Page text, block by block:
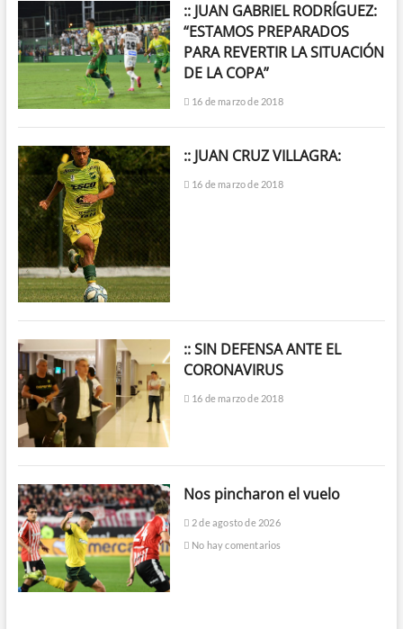
:: JUAN GABRIEL RODRÍGUEZ:
“ESTAMOS PREPARADOS
PARA REVERTIR LA SITUACIÓN
DE LA COPA”
16 de marzo de 2018
:: JUAN CRUZ VILLAGRA:
16 de marzo de 2018
:: SIN DEFENSA ANTE EL
CORONAVIRUS
16 de marzo de 2018
Nos pincharon el vuelo
2 de agosto de 2026
No hay comentarios